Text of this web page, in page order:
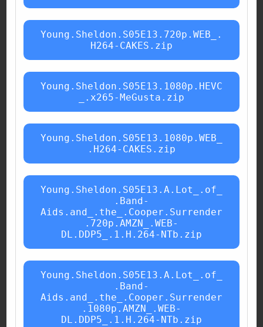
Young.Sheldon.S05E13.720p.WEB_.
H264-CAKES.zip
Young.Sheldon.S05E13.1080p.HEVC
_.x265-MeGusta.zip
Young.Sheldon.S05E13.1080p.WEB_
.H264-CAKES.zip
Young.Sheldon.S05E13.A.Lot_.of_
.Band-
Aids.and_.the_.Cooper.Surrender
.720p.AMZN_.WEB-
DL.DDP5_.1.H.264-NTb.zip
Young.Sheldon.S05E13.A.Lot_.of_
.Band-
Aids.and_.the_.Cooper.Surrender
.1080p.AMZN_.WEB-
DL.DDP5_.1.H.264-NTb.zip